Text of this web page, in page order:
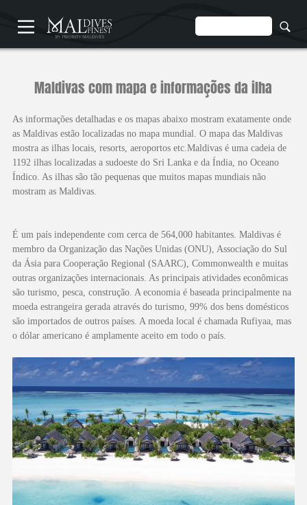
NAJLEPSZE
OŚRODKI
Maldivas com mapa e informações da ilha
As informações detalhadas e os mapas abaixo mostram exatamente onde
as Maldivas estão localizadas no mapa mundial. O mapa das Maldivas
mostra as ilhas locais, resorts, aeroportos etc.Maldivas é uma cadeia de
1192 ilhas localizadas a sudoeste do Sri Lanka e da Índia, no Oceano
Índico. As ilhas são tão pequenas que muitos mapas mundiais não
mostram as Maldivas.
É um país independente com cerca de 564,000 habitantes. Maldivas é
membro da Organização das Nações Unidas (ONU), Associação do Sul
da Ásia para Cooperação Regional (SAARC), Commonwealth e muitas
outras organizações internacionais. As principais atividades econômicas
são turismo, pesca, construção. A economia é baseada principalmente na
moeda estrangeira gerada através do turismo, 99% dos bens domésticos
são importados de outros países. A moeda local é chamada Rufiyaa, mas
o dólar americano é amplamente aceito em todo o país.